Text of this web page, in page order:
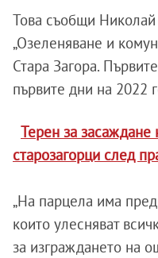
Това съобщи Николай
„Озеленяване и
Стара Загора.
първите дни на 2022
Терен за засаждане
старозагорци след
„На парцела има
които улесняват
за изграждането на